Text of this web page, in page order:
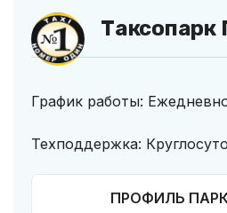
Таксопарк
График работы:
Техподдержка:
ПРОФИЛЬ